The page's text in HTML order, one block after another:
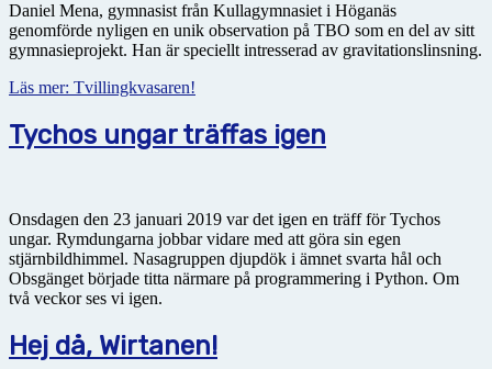
Daniel Mena, gymnasist från Kullagymnasiet i Höganäs
genomförde nyligen en unik observation på TBO som en del av sitt
gymnasieprojekt. Han är speciellt intresserad av gravitationslinsning.
Läs mer: Tvillingkvasaren!
Tychos ungar träffas igen
Onsdagen den 23 januari 2019 var det igen en träff för Tychos
ungar. Rymdungarna jobbar vidare med att göra sin egen
stjärnbildhimmel. Nasagruppen djupdök i ämnet svarta hål och
Obsgänget började titta närmare på programmering i Python. Om
två veckor ses vi igen.
Hej då, Wirtanen!